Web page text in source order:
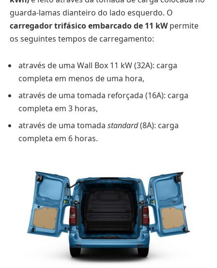
guarda-lamas dianteiro do lado esquerdo. O
carregador trifásico embarcado de 11 kWpermite
os seguintes tempos de carregamento:
através de uma Wall Box 11 kW (32A): carga
completa em menos de uma hora,
através de uma tomada reforçada (16A): carga
completa em 3 horas,
através de uma tomada standard(8A): carga
completa em 6 horas.